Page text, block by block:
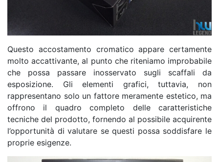
Questo accostamento cromatico appare certamente
molto accattivante, al punto che riteniamo improbabile
che possa passare inosservato sugli scaffali da
esposizione. Gli elementi grafici, tuttavia, non
rappresentano solo un fattore meramente estetico, ma
offrono il quadro completo delle caratteristiche
tecniche del prodotto, fornendo al possibile acquirente
l’opportunità di valutare se questi possa soddisfare le
proprie esigenze.